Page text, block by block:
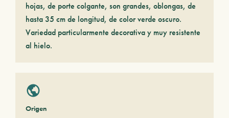
hojas, de porte colgante, son grandes, oblongas, de
hasta 35 cm de longitud, de color verde oscuro.
Variedad particularmente decorativa y muy resistente
al hielo.
Origen